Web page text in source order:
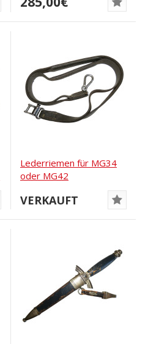
Lederriemen für MG34
oder MG42
VERKAUFT